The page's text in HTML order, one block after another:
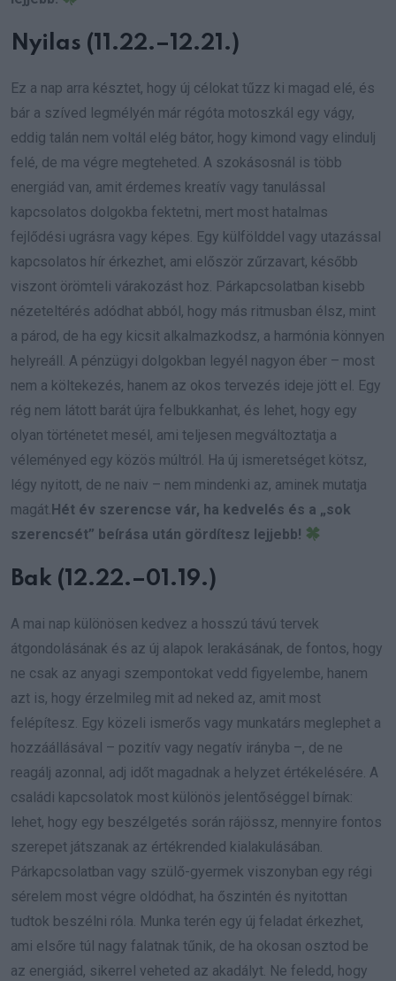
Nyilas (11.22.–12.21.)
Ez a nap arra késztet, hogy új célokat tűzz ki magad elé, és
bár a szíved legmélyén már régóta motoszkál egy vágy,
eddig talán nem voltál elég bátor, hogy kimond vagy elindulj
felé, de ma végre megteheted. A szokásosnál is több
energiád van, amit érdemes kreatív vagy tanulással
kapcsolatos dolgokba fektetni, mert most hatalmas
fejlődési ugrásra vagy képes. Egy külfölddel vagy utazással
kapcsolatos hír érkezhet, ami először zűrzavart, később
viszont örömteli várakozást hoz. Párkapcsolatban kisebb
nézeteltérés adódhat abból, hogy más ritmusban élsz, mint
a párod, de ha egy kicsit alkalmazkodsz, a harmónia könnyen
helyreáll. A pénzügyi dolgokban legyél nagyon éber – most
nem a költekezés, hanem az okos tervezés ideje jött el. Egy
rég nem látott barát újra felbukkanhat, és lehet, hogy egy
olyan történetet mesél, ami teljesen megváltoztatja a
véleményed egy közös múltról. Ha új ismeretséget kötsz,
légy nyitott, de ne naiv – nem mindenki az, aminek mutatja
magát.Hét év szerencse vár, ha kedvelés és a „sok
szerencsét” beírása után gördítesz lejjebb!
Bak (12.22.–01.19.)
A mai nap különösen kedvez a hosszú távú tervek
átgondolásának és az új alapok lerakásának, de fontos, hogy
ne csak az anyagi szempontokat vedd figyelembe, hanem
azt is, hogy érzelmileg mit ad neked az, amit most
felépítesz. Egy közeli ismerős vagy munkatárs meglephet a
hozzáállásával – pozitív vagy negatív irányba –, de ne
reagálj azonnal, adj időt magadnak a helyzet értékelésére. A
családi kapcsolatok most különös jelentőséggel bírnak:
lehet, hogy egy beszélgetés során rájössz, mennyire fontos
szerepet játszanak az értékrended kialakulásában.
Párkapcsolatban vagy szülő-gyermek viszonyban egy régi
sérelem most végre oldódhat, ha őszintén és nyitottan
tudtok beszélni róla. Munka terén egy új feladat érkezhet,
ami elsőre túl nagy falatnak tűnik, de ha okosan osztod be
az energiád, sikerrel veheted az akadályt. Ne feledd, hogy